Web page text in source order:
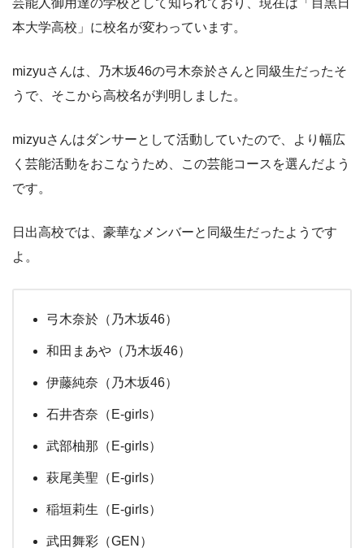
芸能人御用達の学校として知られており、現在は「目黒日
本大学高校」に校名が変わっています。
mizyuさんは、乃木坂46の弓木奈於さんと同級生だったそ
うで、そこから高校名が判明しました。
mizyuさんはダンサーとして活動していたので、より幅広
く芸能活動をおこなうため、この芸能コースを選んだよう
です。
日出高校では、豪華なメンバーと同級生だったようです
よ。
弓木奈於（乃木坂46）
和田まあや（乃木坂46）
伊藤純奈（乃木坂46）
石井杏奈（E-girls）
武部柚那（E-girls）
萩尾美聖（E-girls）
稲垣莉生（E-girls）
武田舞彩（GEN）